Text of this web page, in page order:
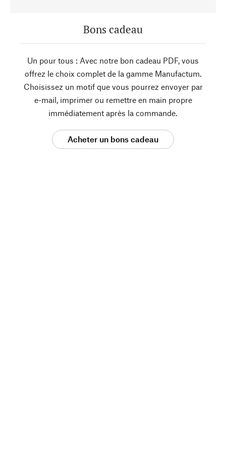
Bons cadeau
Un pour tous : Avec notre bon cadeau PDF, vous
offrez le choix complet de la gamme Manufactum.
Choisissez un motif que vous pourrez envoyer par
e-mail, imprimer ou remettre en main propre
immédiatement après la commande.
Acheter un bons cadeau